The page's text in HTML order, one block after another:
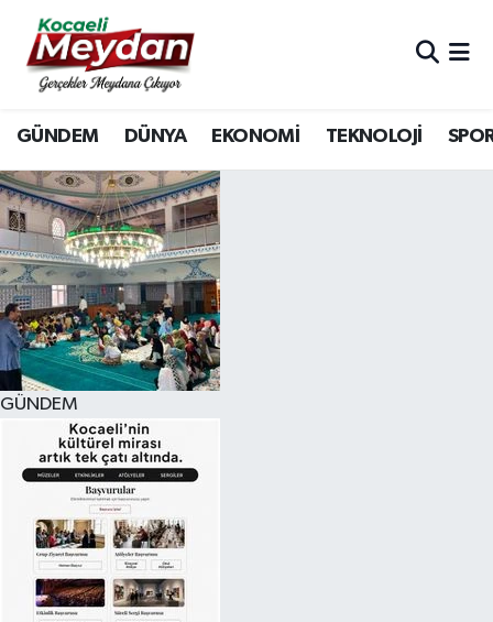
GÜNDEM DÜNYA EKONOMİ TEKNOLOJİ
GÜNDEM
Nöbetçi Eczaneler
Hava Durumu
Trafik Durumu
Süper Lig Puan Durumu ve Fikstür
Tüm Manşetler
Son Dakika Haberleri
Haber Arşivi